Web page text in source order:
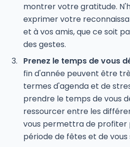
montrer votre gratitude.
exprimer votre
et à vos amis, que ce soit
des gestes.
Prenez le temps de vous
fin d'année peuvent être
termes d'agenda et de
prendre le temps de vous
ressourcer entre les
vous permettra de
période de fêtes et de